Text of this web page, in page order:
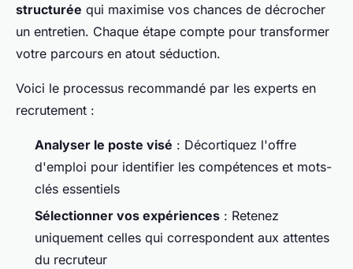
structurée qui maximise vos chances de décrocher
un entretien. Chaque étape compte pour transformer
votre parcours en atout séduction.
Voici le processus recommandé par les experts en
recrutement :
Analyser le poste visé : Décortiquez l'offre
d'emploi pour identifier les compétences et mots-
clés essentiels
Sélectionner vos expériences : Retenez
uniquement celles qui correspondent aux attentes
du recruteur